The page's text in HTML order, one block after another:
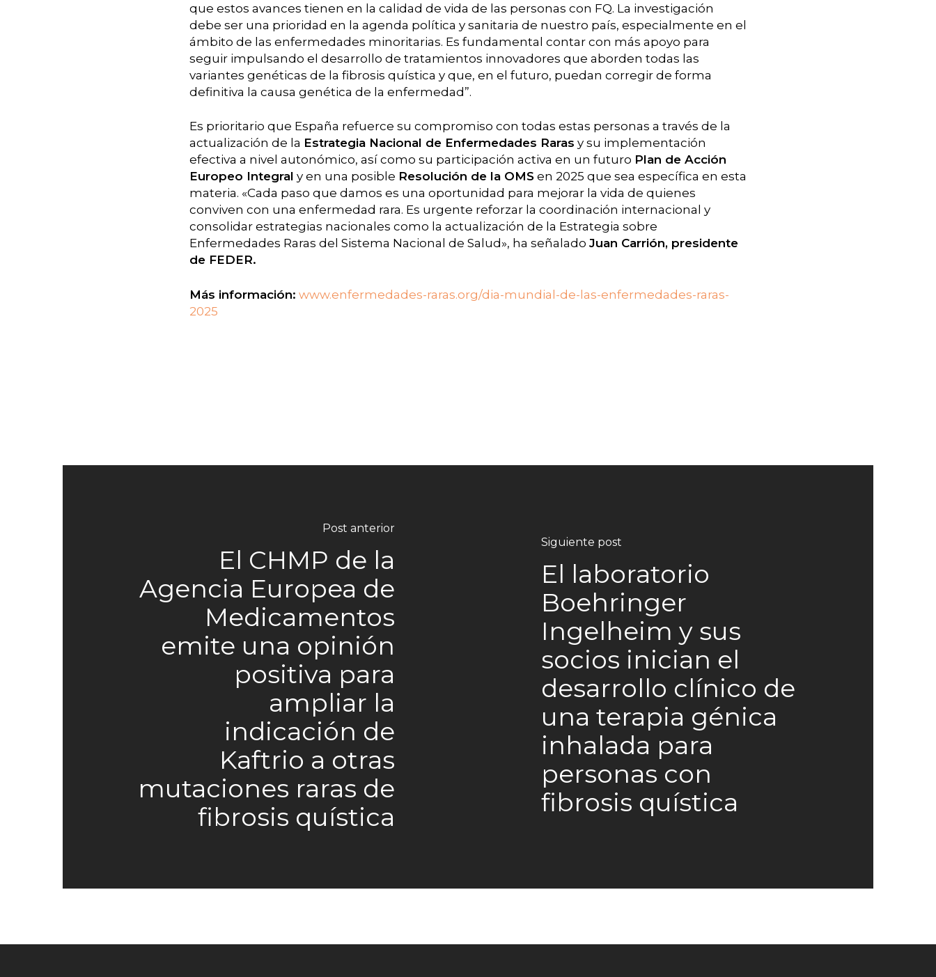
que estos avances tienen en la calidad de vida de las personas con FQ. La investigación
debe ser una prioridad en la agenda política y sanitaria de nuestro país, especialmente en el
ámbito de las enfermedades minoritarias. Es fundamental contar con más apoyo para
seguir impulsando el desarrollo de tratamientos innovadores que aborden todas las
variantes genéticas de la fibrosis quística y que, en el futuro, puedan corregir de forma
definitiva la causa genética de la enfermedad”.
Es prioritario que España refuerce su compromiso con todas estas personas a través de la
actualización de la Estrategia Nacional de Enfermedades Raras y su implementación
efectiva a nivel autonómico, así como su participación activa en un futuro Plan de Acción
Europeo Integral y en una posible Resolución de la OMS en 2025 que sea específica en esta
materia. «Cada paso que damos es una oportunidad para mejorar la vida de quienes
conviven con una enfermedad rara. Es urgente reforzar la coordinación internacional y
consolidar estrategias nacionales como la actualización de la Estrategia sobre
Enfermedades Raras del Sistema Nacional de Salud», ha señalado Juan Carrión, presidente
de FEDER.
Más información: www.enfermedades-raras.org/dia-mundial-de-las-enfermedades-raras-
2025
Post anterior
El CHMP de la
Agencia Europea de
Medicamentos
emite una opinión
positiva para
ampliar la
indicación de
Kaftrio a otras
mutaciones raras de
fibrosis quística
Siguiente post
El laboratorio
Boehringer
Ingelheim y sus
socios inician el
desarrollo clínico de
una terapia génica
inhalada para
personas con
fibrosis quística